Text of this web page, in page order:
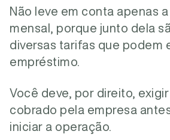
Não leve em conta apenas
mensal, porque junto dela
diversas tarifas que podem
empréstimo.
Você deve, por direito,
cobrado pela empresa
iniciar a operação.